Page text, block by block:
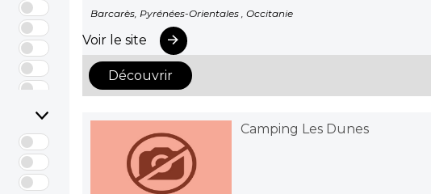
Barcarès, Pyrénées-Orientales , Occitanie
Voir le site
Découvrir
Camping Les Dunes